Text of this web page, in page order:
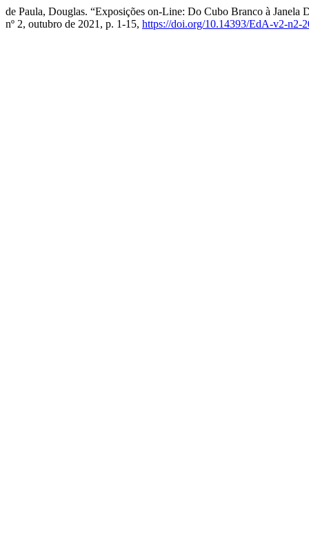
de Paula, Douglas. “Exposições on-Line: Do Cubo Branco à Janela
nº 2, outubro de 2021, p. 1-15, https://doi.org/10.14393/EdA-v2-n2-